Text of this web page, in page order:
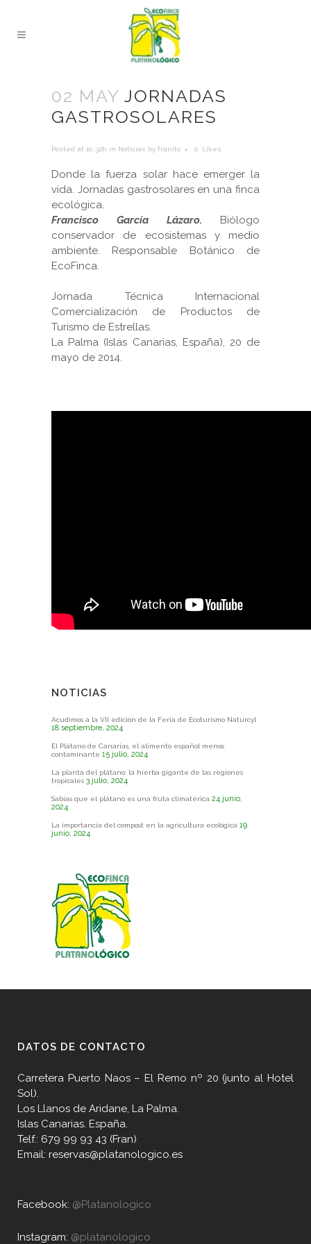
02 MAY JORNADAS
GASTROSOLARES
Posted at 10:32h in Noticias by franito 0 Likes
Donde la fuerza solar hace emerger la
vida. Jornadas gastrosolares en una finca
ecológica.
Francisco García Lázaro. Biólogo
conservador de ecosistemas y medio
ambiente. Responsable Botánico de
EcoFinca.
Jornada Técnica Internacional
Comercialización de Productos de
Turismo de Estrellas.
La Palma (Islas Canarias, España), 20 de
mayo de 2014.
NOTICIAS
Acudimos a la VII edición de la Feria de Ecoturismo Naturcyl
18 septiembre, 2024
El Plátano de Canarias, el alimento español menos
contaminante 15 julio, 2024
La planta del plátano: la hierba gigante de las regiones
tropicales 3 julio, 2024
Sabías que el plátano es una fruta climatérica 24 junio,
2024
La importancia del compost en la agricultura ecológica 19
junio, 2024
DATOS DE CONTACTO
Carretera Puerto Naos – El Remo nº 20 (junto al Hotel
Sol).
Los Llanos de Aridane, La Palma.
Islas Canarias. España.
Telf.: 679 99 93 43 (Fran)
Email: reservas@platanologico.es
Facebook: @Platanologico
Instagram: @platanologico